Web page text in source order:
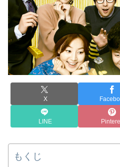
X
LINE
もくじ